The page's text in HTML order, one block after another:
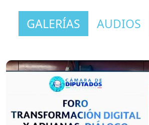
GALERÍAS AUDIOS